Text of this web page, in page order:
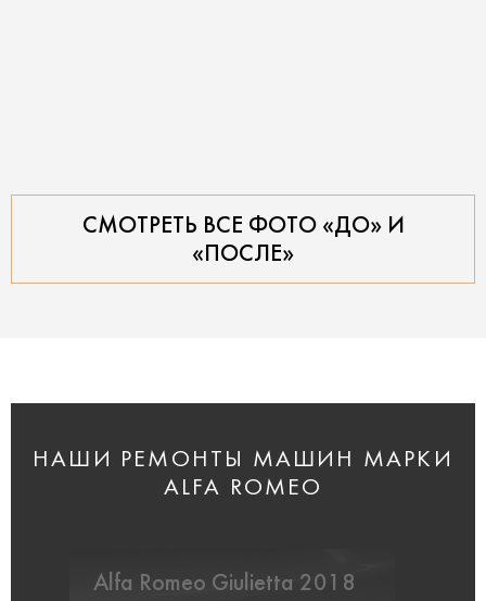
СМОТРЕТЬ ВСЕ ФОТО «ДО» И
«ПОСЛЕ»
НАШИ РЕМОНТЫ МАШИН МАРКИ
ALFA ROMEO
Alfa Romeo Giulietta 2018